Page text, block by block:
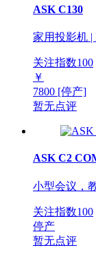
ASK C130
家用投影机 |
关注指数100
￥
7800 [停产]
暂无点评
ASK C2
小型会议，
关注指数100
停产
暂无点评